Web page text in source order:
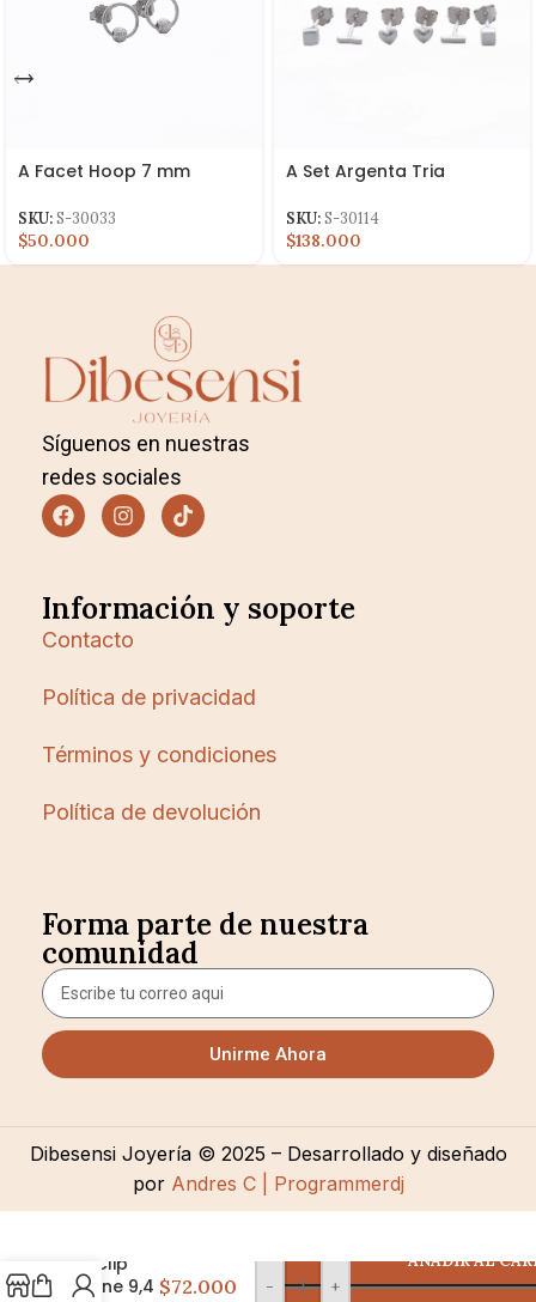
A Facet Hoop 7 mm
SKU:S-30033
$50.000
A Set Argenta Tria
SKU:S-30114
$138.000
Síguenos en nuestras
redes sociales
Información y soporte
Contacto
Política de privacidad
Términos y condiciones
Política de devolución
Forma parte de nuestra
comunidad
Unirme Ahora
Dibesensi Joyería © 2025 – Desarrollado y diseñado
porAndres C | Programmerdj
A Clip
Shine 9,4 $72.000 - +
AÑADIR AL